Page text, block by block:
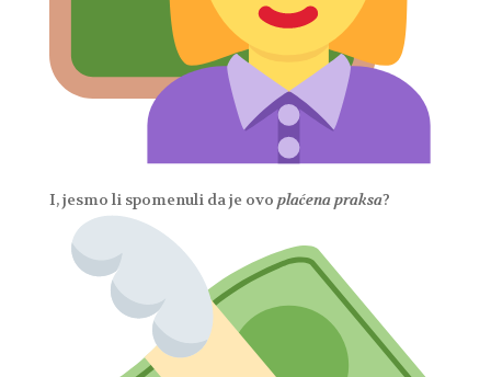
I, jesmo li spomenuli da je ovo plaćena praksa?